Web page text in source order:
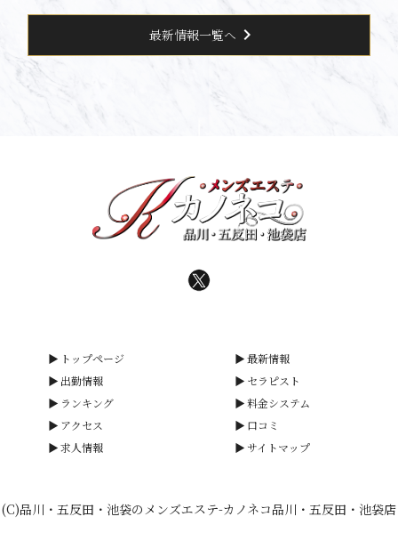
最新情報一覧へ chevron_right
トップページ
最新情報
出勤情報
セラピスト
ランキング
料金システム
アクセス
口コミ
求人情報
サイトマップ
(C)品川・五反田・池袋のメンズエステ-カノネコ品川・五反田・池袋店